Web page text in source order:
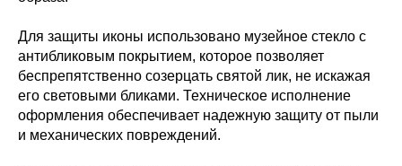
Для защиты иконы использовано музейное стекло с
антибликовым покрытием, которое позволяет
беспрепятственно созерцать святой лик, не искажая
его световыми бликами. Техническое исполнение
оформления обеспечивает надежную защиту от пыли
и механических повреждений.